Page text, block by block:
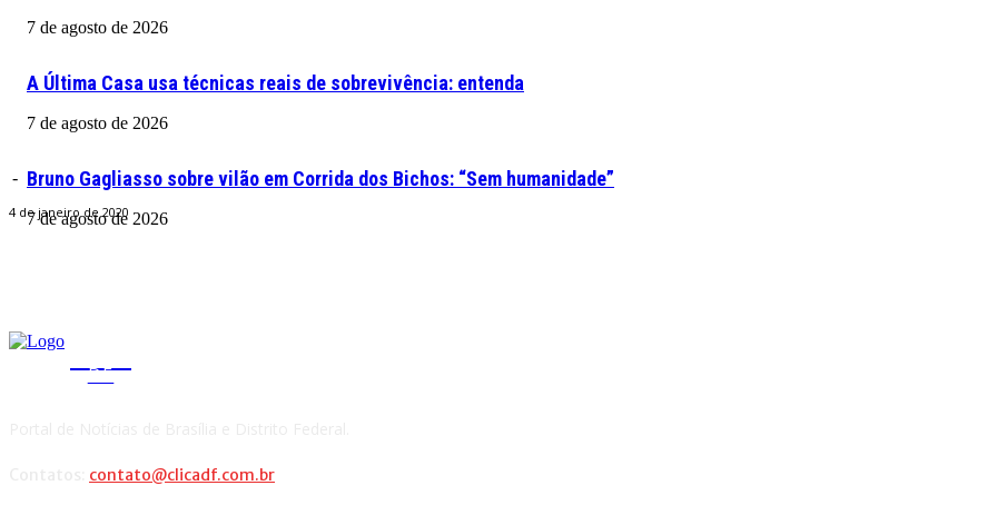
-
4 de janeiro de 2020
7 de agosto de 2026
A Última Casa usa técnicas reais de sobrevivência: entenda
7 de agosto de 2026
Bruno Gagliasso sobre vilão em Corrida dos Bichos: “Sem humanidade”
7 de agosto de 2026
DF
contato@clicadf.com.br